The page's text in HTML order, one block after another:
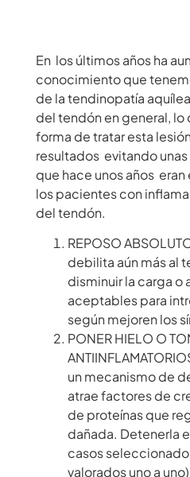
En los últimos años ha
conocimiento que
de la tendinopatía
del tendón en general, lo
forma de tratar esta
resultados evitando
que hace unos años
los pacientes con
del tendón.
REPOSO
debilita aún más al
disminuir la carga o
aceptables para
según mejoren los
PONER HIELO O
un mecanismo de
atrae factores de
de proteínas que
dañada. Detenerla
casos
valorados uno a